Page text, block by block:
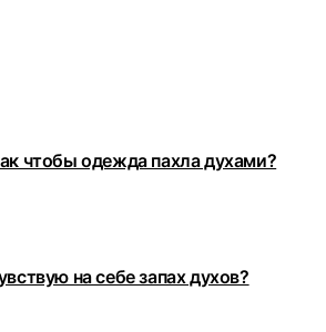
чтобы одежда пахла духами?
на себе запах духов?